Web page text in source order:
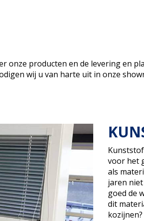
onze producten en de levering en
wij u van harte uit in onze
voor het
als
jaren
goed de
dit